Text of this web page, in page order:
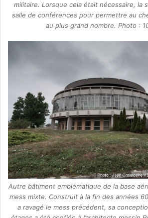
militaire. Lorsque cela était nécessaire, la
salle de conférences pour permettre au
au plus grand nombre. Photo :
Autre bâtiment emblématique de la base
mess mixte. Construit à la fin des années
a ravagé le mess précédent, sa